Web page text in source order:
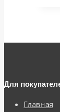
Для
Главная